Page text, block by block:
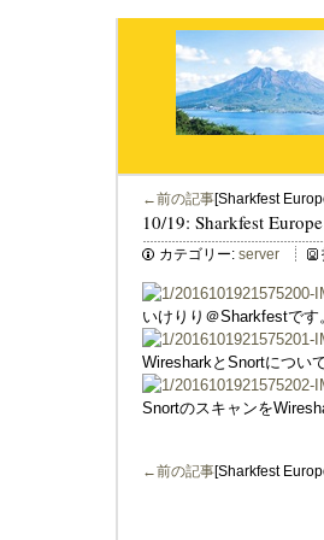
←前の記事[Sharkfest
10/19: Sharkfest
カテゴリー: server
いけりり＠Sharkfestで
WiresharkとSnortについ
Snortのスキャンを
←前の記事[Sharkfest